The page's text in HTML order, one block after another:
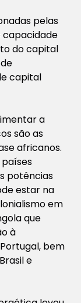
pelas
capacidade
do capital
capital
a
são as
africanos.
potências
estar na
em
que
à
bem
e